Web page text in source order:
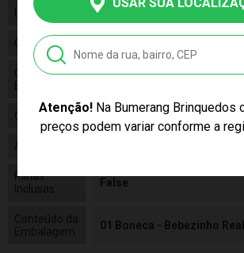
Atenção!Na Bumerang Brinquedos
preços podem variar conforme a
Linha Brinquedo
Código
Código de
Barras
Composição Plástico e Tecido
Alimentação
Pilhas
Inclusas
False
01 Boneca - Bebezinho